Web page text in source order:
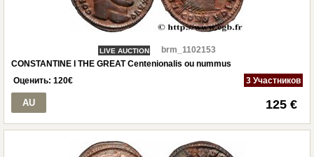
LIVE AUCTION
brm_1102153
CONSTANTINE I THE GREAT Centenionalis ou nummus
Оценить: 120€ 3 Участников
AU 125 €